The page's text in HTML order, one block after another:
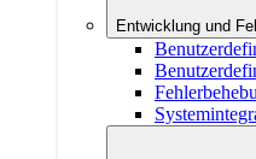
Entwicklung und